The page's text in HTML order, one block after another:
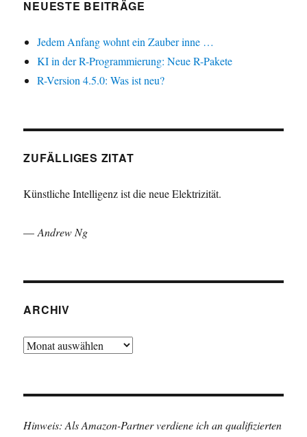
NEUESTE BEITRÄGE
Jedem Anfang wohnt ein Zauber inne …
KI in der R-Programmierung: Neue R-Pakete
R-Version 4.5.0: Was ist neu?
ZUFÄLLIGES ZITAT
Künstliche Intelligenz ist die neue Elektrizität.
—Andrew Ng
ARCHIV
Archiv
Hinweis: Als Amazon-Partner verdiene ich an qualifizierten